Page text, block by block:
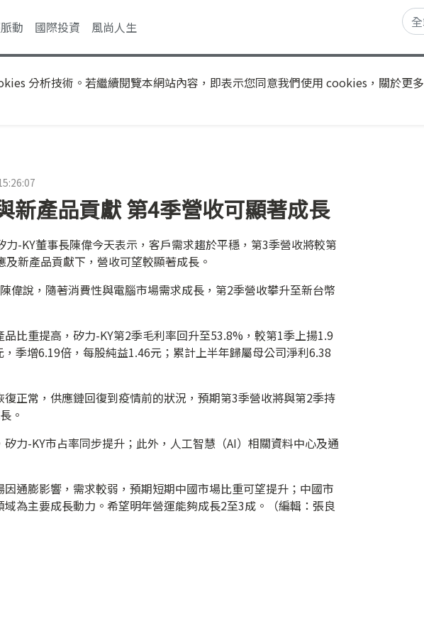
動 國際投資 風尚人生
分析技術。若繼續閱覽本網站內容，即表示您同意我們使用 cookies，關於更多
新產品貢獻 第4季營收可顯著成長
力-KY董事長陳偉今天表示，客戶需求趨於平穩，第3季營收將較第
新產品貢獻下，營收可望較顯著成長。
偉說，隨著消費性與電腦市場需求成長，第2季營收攀升至新台幣
比重提高，矽力-KY第2季毛利率回升至53.8%，較第1季上揚1.9
季增6.19倍，每股純益1.46元；累計上半年歸屬母公司淨利6.38
正常，供應鏈回復到疫情前的狀況，預期第3季營收將與第2季持
。
力-KY市占率同步提升；此外，人工智慧（AI）相關資料中心及通
通膨影響，需求較弱，預期短期中國市場比重可望提升；中國市
為主要成長動力。希望明年營運能夠成長2至3成。（編輯：張良